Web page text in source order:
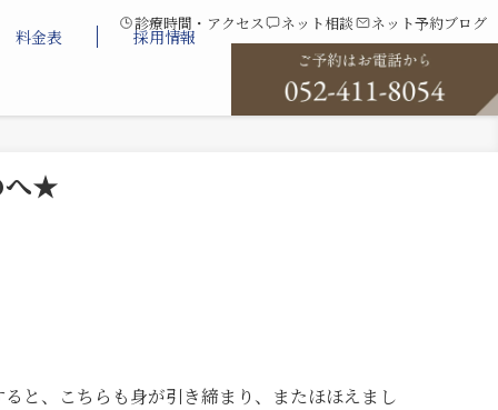
料金表 採用情報
診療時間・アクセス ネット相談 ネット予約ブログ
へ★
と、こちらも身が引き締まり、またほほえまし